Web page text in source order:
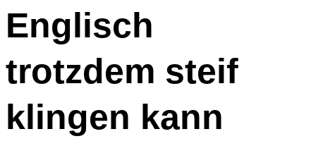
Englisch
trotzdem steif
klingen kann